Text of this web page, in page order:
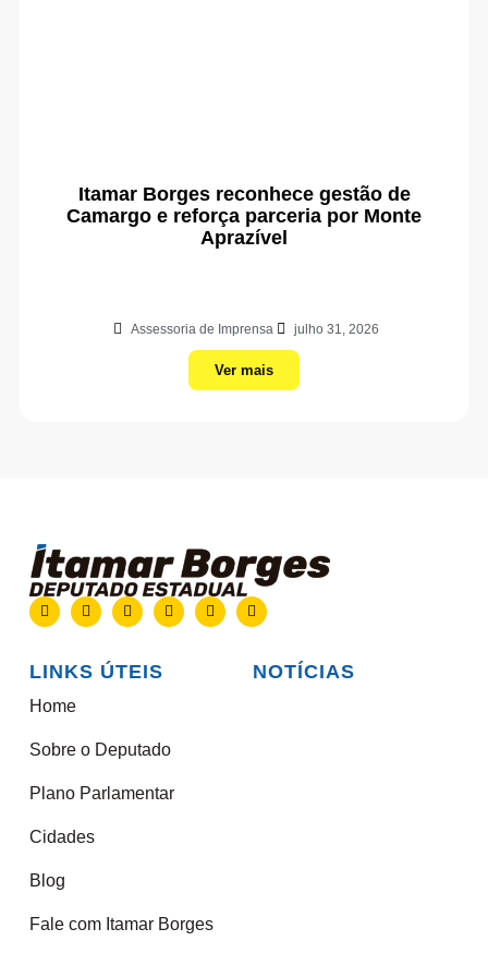
Itamar Borges reconhece gestão de
Camargo e reforça parceria por Monte
Aprazível
Assessoria de Imprensa julho 31, 2026
Ver mais
LINKS ÚTEIS
Home
Sobre o Deputado
Plano Parlamentar
Cidades
Blog
Fale com Itamar Borges
NOTÍCIAS